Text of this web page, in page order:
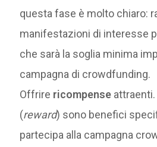
questa fase è molto chiaro:
manifestazioni di interesse
che sarà la soglia minima
campagna di crowdfunding.
Offrire ricompense
(reward) sono benefici
partecipa alla campagna